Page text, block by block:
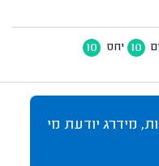
10 יחס 10
מידרג יודעת מי